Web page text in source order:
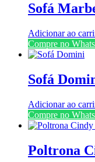
Sofá
Adicionar ao
Compre no
Sofá
Adicionar ao
Compre no
Poltrona